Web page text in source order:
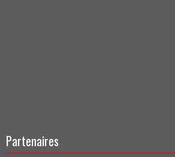
Partenaires